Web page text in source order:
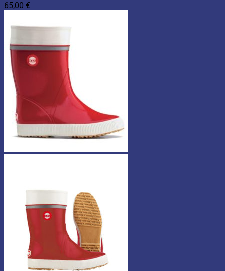
65,00 €